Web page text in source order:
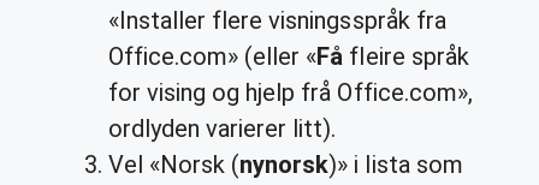
«Installer flere visningsspråk fra
Office.com» (eller «Få fleire språk
for vising og hjelp frå Office.com»,
ordlyden varierer litt).
Vel «Norsk (nynorsk)» i lista som